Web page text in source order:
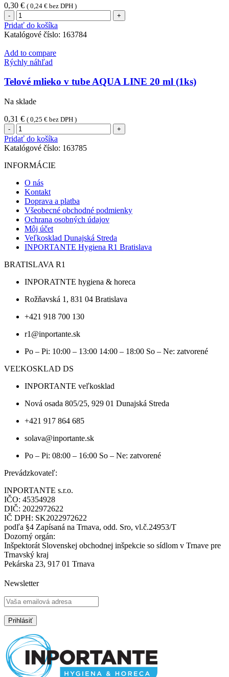
0,30 € ( 0,24 € bez DPH )
množstvo
Sprchový
gél
Aqua
Line
20ml(1ks)
Pridať do košíka
Katalógové číslo: 163784
Add to compare
Rýchly náhľad
Telové mlieko v tube AQUA LINE 20 ml (1ks)
Na sklade
0,31 € ( 0,25 € bez DPH )
množstvo
Telové
mlieko
tube
LINE
20
ml
(1ks)
Pridať do košíka
Katalógové číslo: 163785
INFORMÁCIE
O nás
Kontakt
Doprava a platba
Všeobecné obchodné podmienky
Ochrana osobných údajov
Môj účet
Veľkosklad Dunajská Streda
INPORTANTE Hygiena R1 Bratislava
BRATISLAVA R1
INPORATNTE hygiena & horeca
Rožňavská 1, 831 04 Bratislava
+421 918 700 130
r1@inportante.sk
Po – Pi: 10:00 – 13:00 14:00 – 18:00 So – Ne: zatvorené
VEĽKOSKLAD DS
INPORTANTE veľkosklad
Nová osada 805/25, 929 01 Dunajská Streda
+421 917 864 685
solava@inportante.sk
Po – Pi: 08:00 – 16:00 So – Ne: zatvorené
Prevádzkovateľ:
INPORTANTE s.r.o.
IČO: 45354928
DIČ: 2022972622
IČ DPH: SK2022972622
podľa §4 Zapísaná na Trnava, odd. Sro, vl.č.24953/T
Dozorný orgán:
Inšpektorát Slovenskej obchodnej inšpekcie so sídlom v Trnave pre
Trnavský kraj
Pekárska 23, 917 01 Trnava
Newsletter